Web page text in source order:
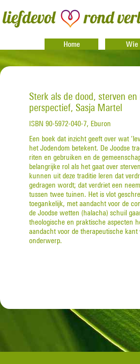
Home Wie
Sterk als de dood, sterven
perspectief, Sasja Martel
ISBN 90-5972-040-7, Eburon
Een boek dat inzicht geeft over wat
het Jodendom betekent. De Joodse
riten en gebruiken en de
belangrijke rol als het gaat over
kunnen uit deze traditie leren dat
gedragen wordt; dat verdriet een
tussen twee tuinen. Het is vlot
toegankelijk, met aandacht voor de
de Joodse wetten (halacha) schuil
theologische en praktische aspecten
aandacht voor de therapeutische kant
onderwerp.